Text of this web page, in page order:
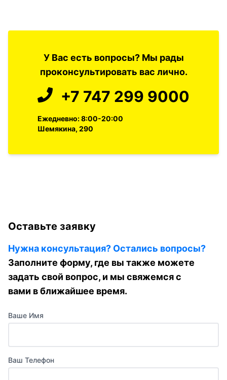
У Вас есть вопросы? Мы рады
проконсультировать вас лично.
+7 747 299 9000
Ежедневно: 8:00-20:00
Шемякина, 290
Оставьте заявку
Нужна консультация? Остались вопросы?
Заполните форму, где вы также можете
задать свой вопрос, и мы свяжемся с
вами в ближайшее время.
Ваше Имя
Ваш Телефон